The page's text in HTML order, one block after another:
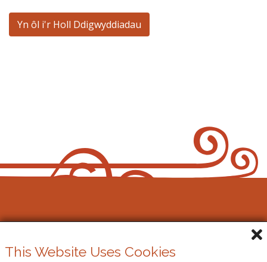
Yn ôl i'r Holl Ddigwyddiadau
This Website Uses Cookies